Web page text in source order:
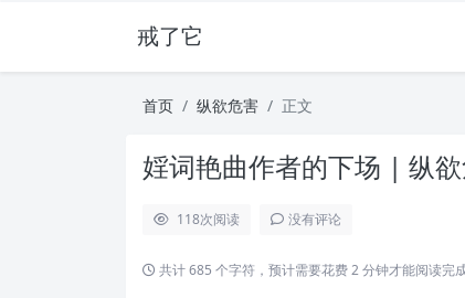
戒了它
首页 纵欲危害 正文
婬词艳曲作者的下场 | 纵
118次阅读 没有评论
共计 685 个字符，预计需要花费 2 分钟才能阅读完成